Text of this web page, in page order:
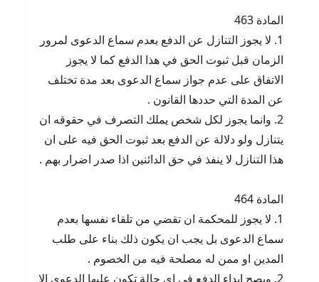
المادة 463
1. لا يجوز التنازل عن الدفع بعدم سماع الدعوى لمرور
الزمان قبل ثبوت الحق في هذا الدفع كما لا يجوز
الاتفاق على عدم جواز سماع الدعوى بعد مدة تختلف
عن المدة التي حددها القانون .
2. وانما يجوز لكل شخص يملك التصرف في حقوقه ان
يتنازل ولو دلالة عن الدفع بعد ثبوت الحق فيه على ان
هذا التنازل لا ينفذ في حق الدائنين اذا صدر اضرار بهم .
المادة 464
1. لا يجوز للمحكمة ان تقضي من تلقاء نفسها بعدم
سماع الدعوى بل يجب ان يكون ذلك بناء على طلب
المدين او ممن له مصلحة فيه من الخصوم .
2. ويصح ابداء الدفع في اي حالة تكون عليها الدعوى الا